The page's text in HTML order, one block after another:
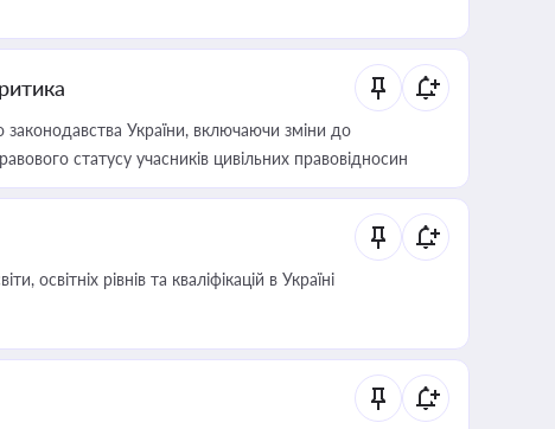
України, включаючи зміни до
статусу учасників цивільних правовідносин
освітніх рівнів та кваліфікацій в Україні